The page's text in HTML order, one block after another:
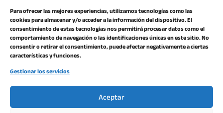
Para ofrecer las mejores experiencias, utilizamos tecnologías como las
cookies para almacenar y/o acceder a la información del dispositivo. El
consentimiento de estas tecnologías nos permitirá procesar datos como el
comportamiento de navegación o las identificaciones únicas en este sitio. No
consentir o retirar el consentimiento, puede afectar negativamente a ciertas
características y funciones.
Gestionar los servicios
Aceptar